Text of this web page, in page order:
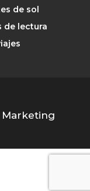
de sol
de lectura
Marketing